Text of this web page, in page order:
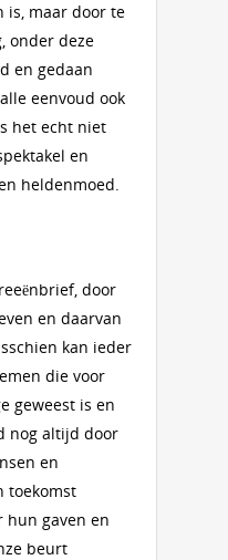
is, maar door te
onder deze
en gedaan
eenvoud ook
het echt niet
en
heldenmoed.
door
en daarvan
kan ieder
die voor
geweest is en
nog altijd door
en
toekomst
hun gaven en
beurt